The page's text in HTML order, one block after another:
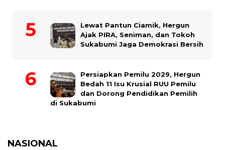
Lewat Pantun Ciamik, Hergun
Ajak PIRA, Seniman, dan Tokoh
Sukabumi Jaga Demokrasi Bersih
Persiapkan Pemilu 2029, Hergun
Bedah 11 Isu Krusial RUU Pemilu
dan Dorong Pendidikan Pemilih
di Sukabumi
NASIONAL